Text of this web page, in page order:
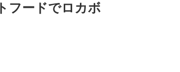
フードでロカボ